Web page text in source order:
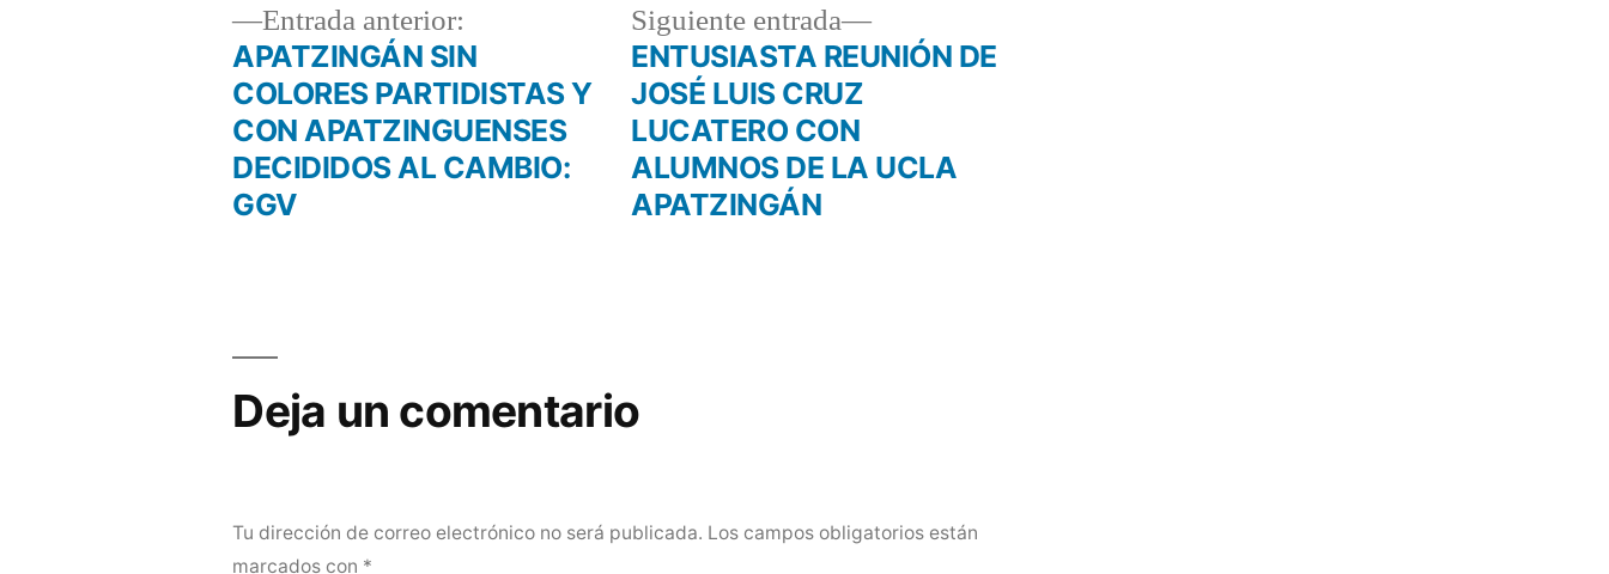
Navegación
entradas
Entrada anterior:
anterior:
APATZINGÁN SIN
COLORES PARTIDISTAS Y
CON APATZINGUENSES
DECIDIDOS AL CAMBIO:
GGV
Siguiente entrada
Siguiente
entrada:
ENTUSIASTA REUNIÓN DE
JOSÉ LUIS CRUZ
LUCATERO CON
ALUMNOS DE LA UCLA
APATZINGÁN
Deja un comentario
Tu dirección de correo electrónico no será publicada. Los campos obligatorios están
marcados con *